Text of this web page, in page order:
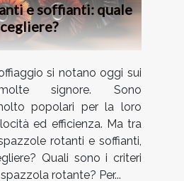
e soffianti: quale
si notano oggi sui
signore. Sono
popolari per la loro
ed efficienza. Ma tra
rotanti e soffianti,
Quali sono i criteri
rotante? Per...